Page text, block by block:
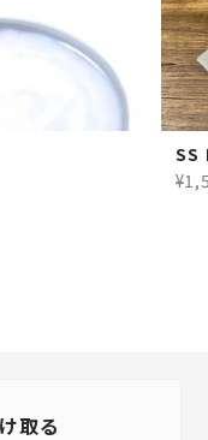
SS
取る